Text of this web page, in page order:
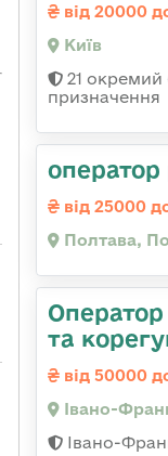
від 20000
Київ
21 окремий
призначення
оператор
від 25000
Полтава,
Оператор
та
від 50000
Івано-
Івано-